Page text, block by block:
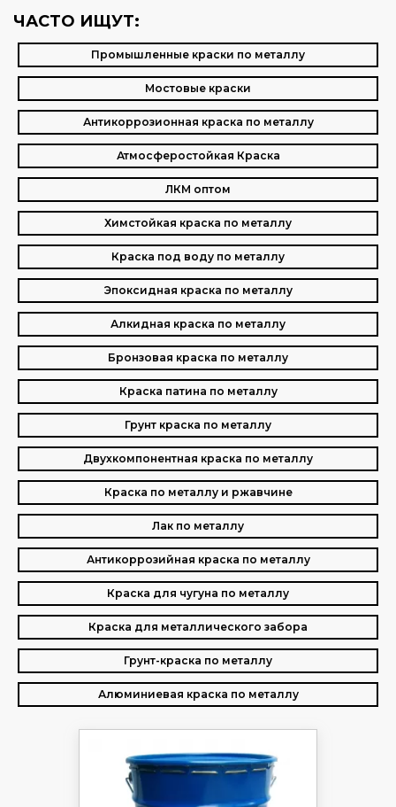
ЧАСТО ИЩУТ:
Промышленные краски по металлу
Мостовые краски
Антикоррозионная краска по металлу
Атмосферостойкая Краска
ЛКМ оптом
Химстойкая краска по металлу
Краска под воду по металлу
Эпоксидная краска по металлу
Алкидная краска по металлу
Бронзовая краска по металлу
Краска патина по металлу
Грунт краска по металлу
Двухкомпонентная краска по металлу
Краска по металлу и ржавчине
Лак по металлу
Антикоррозийная краска по металлу
Краска для чугуна по металлу
Краска для металлического забора
Грунт-краска по металлу
Алюминиевая краска по металлу